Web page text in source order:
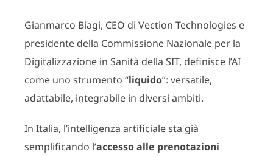
Gianmarco Biagi, CEO di Vection Technologies e
presidente della Commissione Nazionale per la
Digitalizzazione in Sanità della SIT, definisce l’AI
come uno strumento “liquido”: versatile,
adattabile, integrabile in diversi ambiti.
In Italia, l’intelligenza artificiale sta già
semplificando l’accesso alle prenotazioni